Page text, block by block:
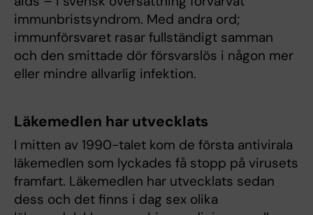
immunbristsyndrom. Med andra ord;
immunförsvaret rasar fullständigt samman
och den smittade dör försvarslös i någon mer
eller mindre allvarlig infektion.
Läkemedlen har utvecklats
I mitten av 1990-talet kom de första antivirala
läkemedlen som lyckades få stopp på virusets
framfart. Läkemedlen har utvecklats sedan
dess och det finns i dag sex olika